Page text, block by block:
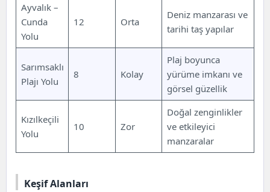
Ayvalık –
Cunda
Yolu
12 Orta
Deniz manzarası ve
tarihi taş yapılar
Sarımsaklı
Plajı Yolu
8 Kolay
Plaj boyunca
yürüme imkanı ve
görsel güzellik
Kızılkeçili
Yolu
10 Zor
Doğal zenginlikler
ve etkileyici
manzaralar
Keşif Alanları